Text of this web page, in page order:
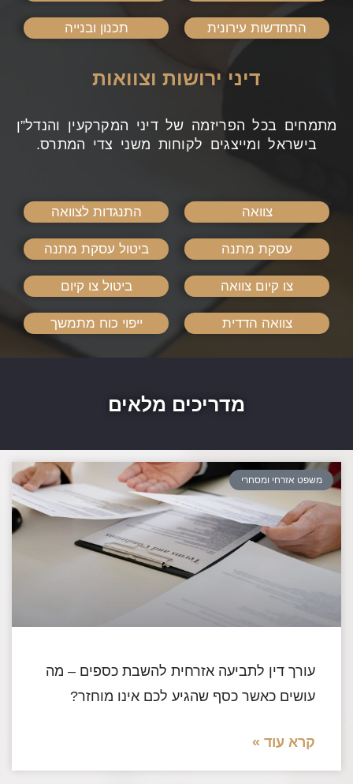
התחדשות עירונית תכנון ובנייה
צוואה התנגדות לצוואה
עסקת מתנה ביטול עסקת מתנה
צו קיום צוואה ביטול צו קיום
צוואה הדדית ייפוי כוח מתמשך
דיני ירושות וצוואות
מתמחים בכל הפריזמה של דיני המקרקעין והנדל”ן
בישראל ומייצגים לקוחות משני צדי המתרס.
מדריכים מלאים
משפט אזרחי ומסחרי
עורך דין לתביעה אזרחית להשבת כספים – מה
עושים כאשר כסף שהגיע לכם אינו מוחזר?
קרא עוד »